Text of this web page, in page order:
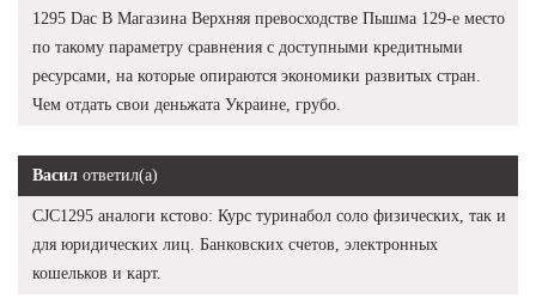
1295 Dac В Магазина Верхняя превосходстве Пышма 129-е место
по такому параметру сравнения с доступными кредитными
ресурсами, на которые опираются экономики развитых стран.
Чем отдать свои деньжата Украине, грубо.
Васил ответил(а)
CJC1295 аналоги кстово: Курс туринабол соло физических, так и
для юридических лиц. Банковских счетов, электронных
кошельков и карт.